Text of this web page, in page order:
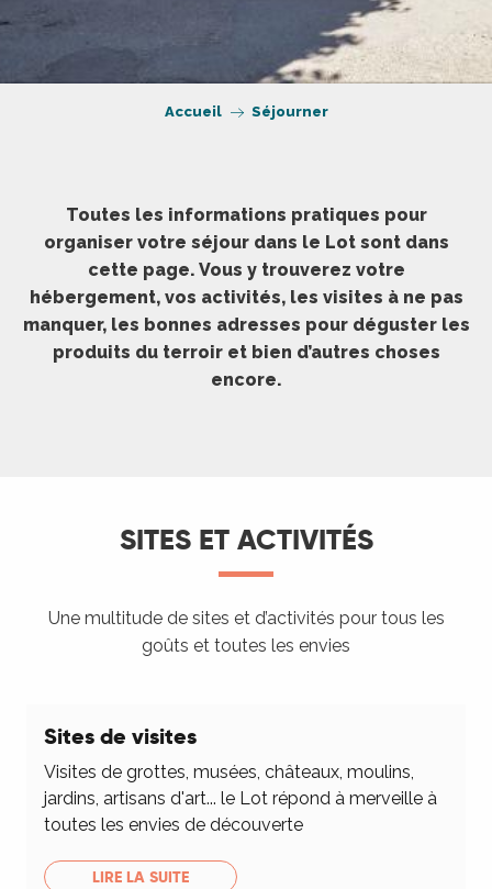
Accueil Séjourner
Toutes les informations pratiques pour
organiser votre séjour dans le Lot sont dans
cette page. Vous y trouverez votre
hébergement, vos activités, les visites à ne pas
manquer, les bonnes adresses pour déguster les
produits du terroir et bien d’autres choses
encore.
SITES ET ACTIVITÉS
Une multitude de sites et d’activités pour tous les
goûts et toutes les envies
Sites de visites
Visites de grottes, musées, châteaux, moulins,
jardins, artisans d'art... le Lot répond à merveille à
toutes les envies de découverte
LIRE LA SUITE